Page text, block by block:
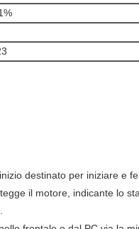
destinato per iniziare e
il motore, indicante lo